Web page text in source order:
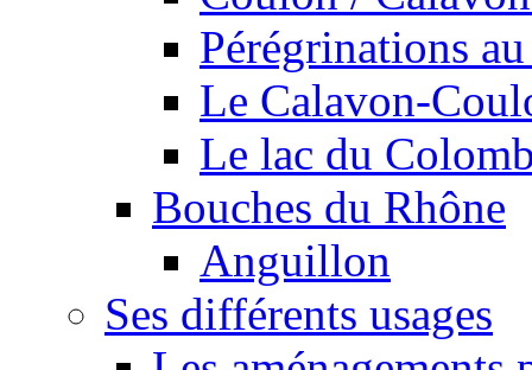
Pérégrinations
Le Calavon-
Le lac du
Bouches du Rhône
Anguillon
Ses différents usages